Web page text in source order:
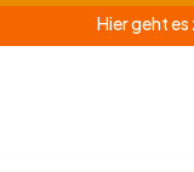
Hier geht